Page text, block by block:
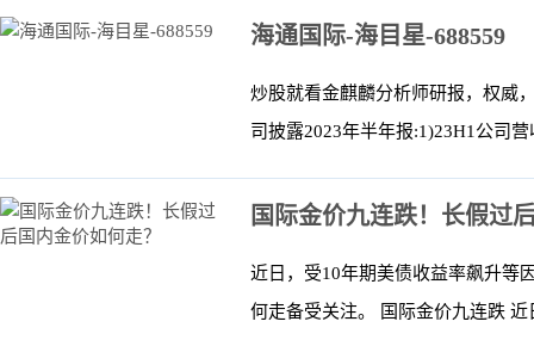
海通国际-海目星-688559
炒股就看金麒麟分析师研报，权威
司披露2023年半年报:1)23H1公司
国际金价九连跌！长假过
近日，受10年期美债收益率飙升等
何走备受关注。 国际金价九连跌